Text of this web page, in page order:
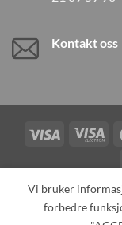
Kontakt oss
Visa
Vi bruker
forbedre